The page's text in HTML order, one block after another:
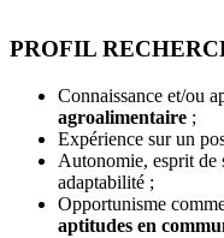
PROFIL
Connaissance et/ou
agroalimentaire ;
Expérience sur un
Autonomie, esprit de
adaptabilité ;
Opportunisme
aptitudes en